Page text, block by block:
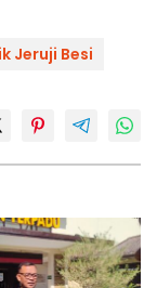
Jeruji Besi